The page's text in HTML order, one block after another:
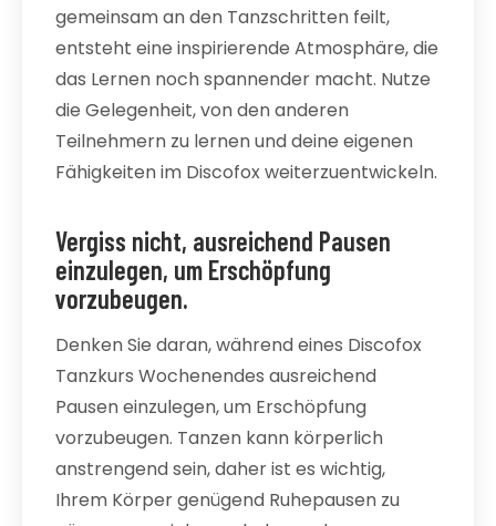
gemeinsam an den Tanzschritten feilt,
entsteht eine inspirierende Atmosphäre, die
das Lernen noch spannender macht. Nutze
die Gelegenheit, von den anderen
Teilnehmern zu lernen und deine eigenen
Fähigkeiten im Discofox weiterzuentwickeln.
Vergiss nicht, ausreichend Pausen
einzulegen, um Erschöpfung
vorzubeugen.
Denken Sie daran, während eines Discofox
Tanzkurs Wochenendes ausreichend
Pausen einzulegen, um Erschöpfung
vorzubeugen. Tanzen kann körperlich
anstrengend sein, daher ist es wichtig,
Ihrem Körper genügend Ruhepausen zu